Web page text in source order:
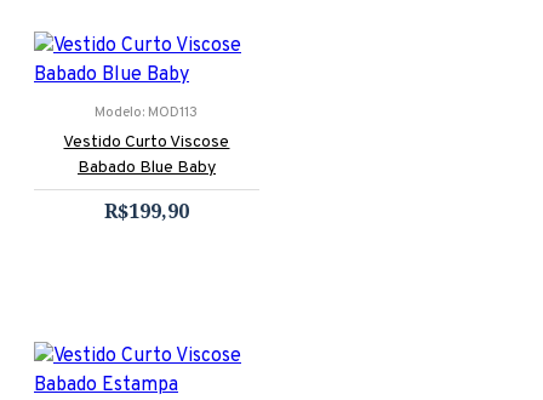
Modelo: MOD113
Vestido Curto Viscose
Babado Blue Baby
R$199,90